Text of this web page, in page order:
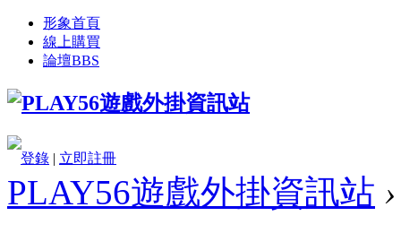
形象首頁
線上購買
論壇BBS
登錄 | 立即註冊
PLAY56遊戲外掛資訊站 ›